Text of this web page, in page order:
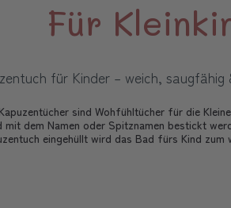
Für
für Kinder – weich, saugfähig
sind Wohfühltücher für die
mit dem Namen oder Spitznamen bestickt
eingehüllt wird das Bad fürs Kind zum